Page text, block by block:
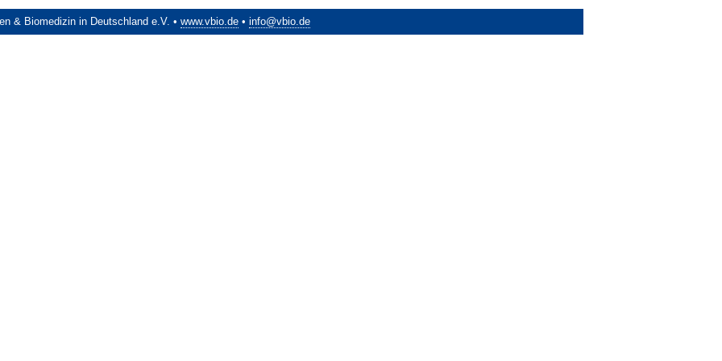
& Biomedizin in Deutschland e.V. • www.vbio.de • info@vbio.de